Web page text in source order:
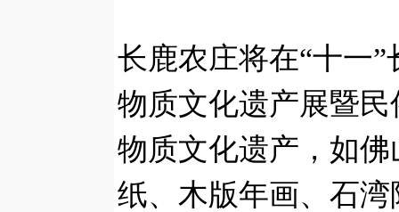
长鹿农庄将在“十一
物质文化遗产展暨
物质文化遗产，如
纸、木版年画、石